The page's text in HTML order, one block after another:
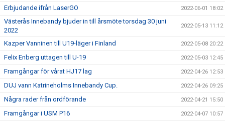
Erbjudande ifrån LaserGO 2022-06-01 18:02
Västerås Innebandy bjuder in till årsmöte torsdag 30 juni
2022
2022-05-13 11:12
Kazper Vanninen till U19-läger i Finland 2022-05-08 20:22
Felix Enberg uttagen till U-19 2022-05-03 12:45
Framgångar för vårat HJ17 lag 2022-04-26 12:53
DUJ vann Katrineholms Innebandy Cup. 2022-04-26 09:25
Några rader från ordförande 2022-04-21 15:50
Framgångar i USM P16 2022-04-07 10:57